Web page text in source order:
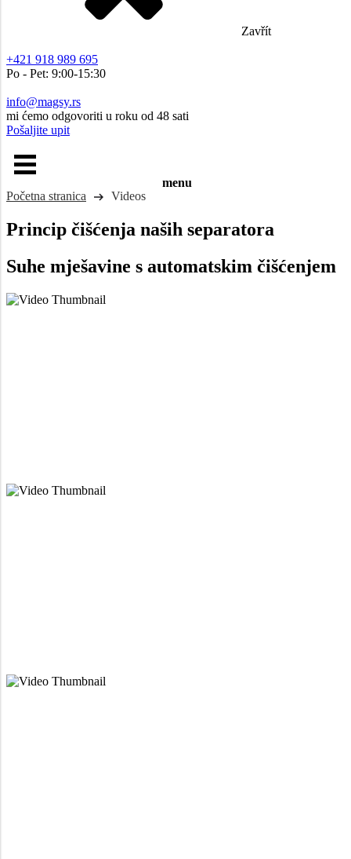
Zavřít
+421 918 989 695
Po - Pet: 9:00-15:30
info@magsy.rs
mi ćemo odgovoriti u roku od 48 sati
Pošaljite upit
menu
Početna stranica
Videos
Princip čišćenja naših separatora
Suhe mješavine s automatskim čišćenjem